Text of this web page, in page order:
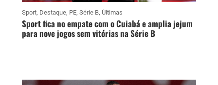
Sport, Destaque, PE, Série B, Últimas
Sport fica no empate com o Cuiabá e amplia jejum
para nove jogos sem vitórias na Série B